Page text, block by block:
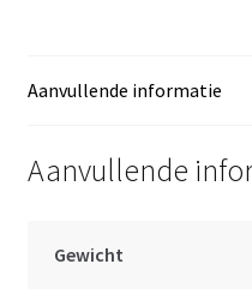
Aanvullende informatie
Aanvullende
Gewicht